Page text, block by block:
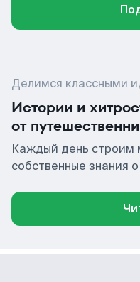
Делимся классными
Истории и
от
Каждый день строим
собственные знания